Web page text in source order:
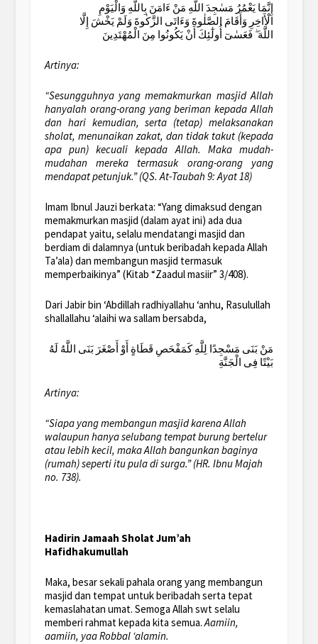
إِنَّمَا يَعْمُرُ مَسٰجِدَ اللَّهِ مَنْ ءَامَنَ بِاللَّهِ وَالْيَوْمِ
الْأَاخِرِ وَأَقَامَ الصَّلٰوةَ وَءَاتَى الزَّكٰوةَ وَلَمْ يَخْشَ إِلَّا
اللَّهَ ۖ فَعَسٰىٓ أُولٰٓئِكَ أَنْ يَكُونُوا مِنَ الْمُهْتَدِينَ
Artinya:
“Sesungguhnya yang memakmurkan masjid Allah
hanyalah orang-orang yang beriman kepada Allah
dan hari kemudian, serta (tetap) melaksanakan
sholat, menunaikan zakat, dan tidak takut (kepada
apa pun) kecuali kepada Allah. Maka mudah-
mudahan mereka termasuk orang-orang yang
mendapat petunjuk.” (QS. At-Taubah 9: Ayat 18)
Imam Ibnul Jauzi berkata: “Yang dimaksud dengan
memakmurkan masjid (dalam ayat ini) ada dua
pendapat yaitu, selalu mendatangi masjid dan
berdiam di dalamnya (untuk beribadah kepada Allah
Ta’ala) dan membangun masjid termasuk
memperbaikinya” (Kitab “Zaadul masiir” 3/408).
Dari Jabir bin ‘Abdillah radhiyallahu ‘anhu, Rasulullah
shallallahu ‘alaihi wa sallam bersabda,
مَنْ بَنَى مَسْجِدًا لِلَّهِ كَمَفْحَصِ قَطَاةٍ أَوْ أَصْغَرَ بَنَى اللَّهُ لَهُ
بَيْتًا فِى الْجَنَّةِ
Artinya:
“Siapa yang membangun masjid karena Allah
walaupun hanya selubang tempat burung bertelur
atau lebih kecil, maka Allah bangunkan baginya
(rumah) seperti itu pula di surga.” (HR. Ibnu Majah
no. 738).
Hadirin Jamaah Sholat Jum’ah
Hafidhakumullah
Maka, besar sekali pahala orang yang membangun
masjid dan tempat untuk beribadah serta tepat
kemaslahatan umat. Semoga Allah swt selalu
memberi rahmat kepada kita semua.Aamiin,
aamiin, yaa Robbal ‘alamin.